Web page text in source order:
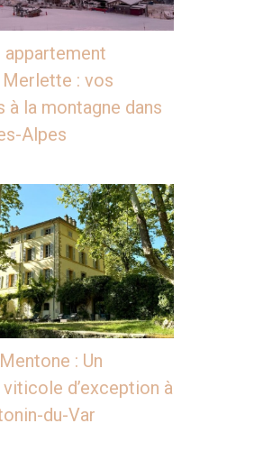
appartement
: vos
à la montagne dans
Alpes
: Un
d’exception à
du-Var